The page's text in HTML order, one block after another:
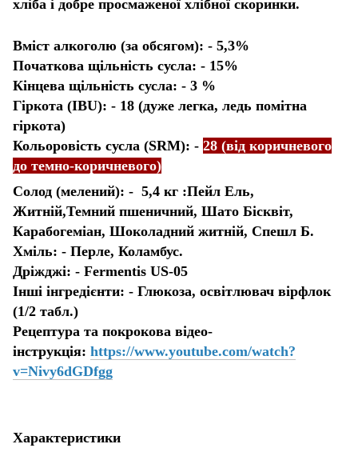
хліба і добре просмаженої хлібної скоринки.
Вміст алкоголю (за обсягом): - 5,3%
Початкова щільність сусла: - 15%
Кінцева щільність сусла: - 3 %
Гіркота (IBU): - 18 (дуже легка, ледь помітна
гіркота)
Кольоровість сусла (SRM): - 28 (від коричневого
до темно-коричневого)
Солод (мелений): - 5,4 кг :Пейл Ель,
Житній,Темний пшеничний, Шато Бісквіт,
Карабогеміан, Шоколадний житній, Спешл Б.
Хміль: - Перле, Коламбус.
Дріжджі: - Fermentis US-05
Інші інгредієнти: - Глюкоза, освітлювач вірфлок
(1/2 табл.)
Рецептура та покрокова відео-
інструкція: https://www.youtube.com/watch?
v=Nivy6dGDfgg
Характеристики